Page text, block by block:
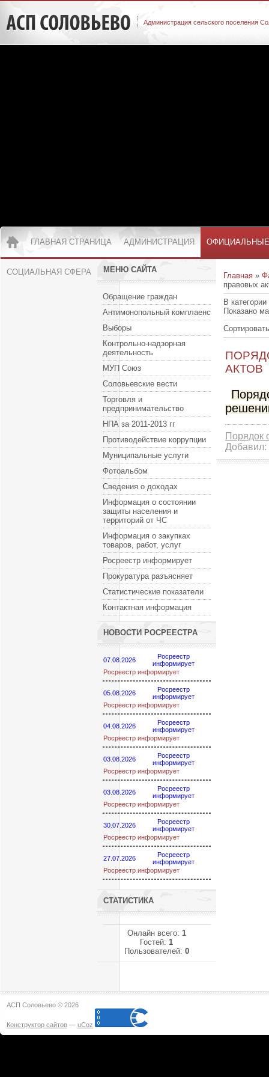
Администрация сельского поселения
ГЛАВНАЯ СТРАНИЦА АДМИНИСТРАЦИЯ
СОЦИАЛЬНАЯ СФЕРА МЕНЮ САЙТА
Обращение граждан
Антимонопольный комплаенс
Выборы
Контрольно-надзорная
деятельность
МУП Союз
Соловьевские вести
Торговля и
предпринимательство
НПА за 2011-2013 гг
Противодействие коррупции
Муниципальные услуги
Фотоальбом
Сведения о доходах
Информация о состоянии
защиты населения и
территорий от ЧС
Информация о закупках
товаров, работ, услуг
Росреестр информирует
Прокуратура разъясняет
Статистические показатели
Контактная информация
НОВОСТИ РОСРЕЕСТРА
07.08.2026
Росреестр
информирует
Росреестр информирует
05.08.2026
Росреестр
информирует
Росреестр информирует
04.08.2026
Росреестр
информирует
Росреестр информирует
03.08.2026
Росреестр
информирует
Росреестр информирует
03.08.2026
Росреестр
информирует
Росреестр информирует
30.07.2026
Росреестр
информирует
Росреестр информирует
27.07.2026
Росреестр
информирует
Росреестр информирует
СТАТИСТИКА
Онлайн всего: 1
Гостей:1
Пользователей: 0
Главная »
правовых
В
Показано
АКТОВ
Порядок
Добавил:
АСП Соловьево © 2026
Конструктор сайтов — uCoz